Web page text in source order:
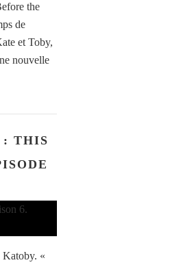
the
de
et Toby,
nouvelle
: THIS
Katoby. «